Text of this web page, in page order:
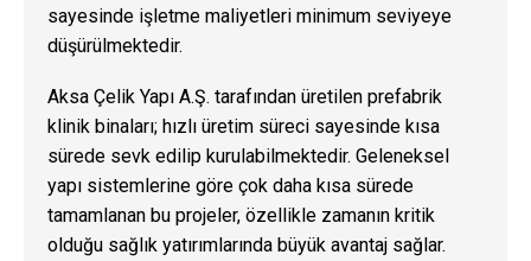
sayesinde işletme maliyetleri minimum seviyeye
düşürülmektedir.
Aksa Çelik Yapı A.Ş. tarafından üretilen prefabrik
klinik binaları; hızlı üretim süreci sayesinde kısa
sürede sevk edilip kurulabilmektedir. Geleneksel
yapı sistemlerine göre çok daha kısa sürede
tamamlanan bu projeler, özellikle zamanın kritik
olduğu sağlık yatırımlarında büyük avantaj sağlar.